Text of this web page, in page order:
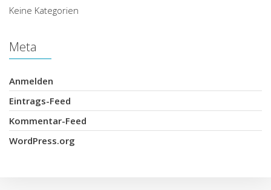
Keine Kategorien
Meta
Anmelden
Eintrags-Feed
Kommentar-Feed
WordPress.org